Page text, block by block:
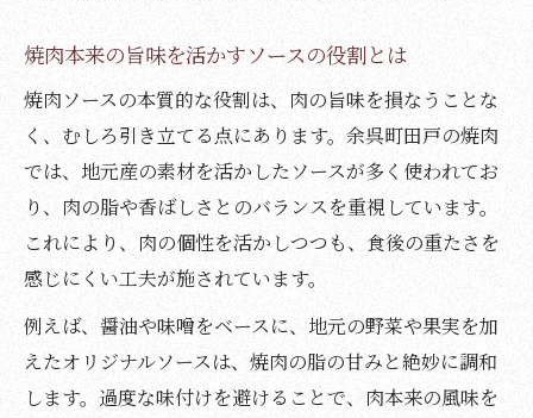
焼肉本来の旨味を活かすソースの役割とは
焼肉ソースの本質的な役割は、肉の旨味を損なうことな
く、むしろ引き立てる点にあります。余呉町田戸の焼肉
では、地元産の素材を活かしたソースが多く使われてお
り、肉の脂や香ばしさとのバランスを重視しています。
これにより、肉の個性を活かしつつも、食後の重たさを
感じにくい工夫が施されています。
例えば、醤油や味噌をベースに、地元の野菜や果実を加
えたオリジナルソースは、焼肉の脂の甘みと絶妙に調和
します。過度な味付けを避けることで、肉本来の風味を